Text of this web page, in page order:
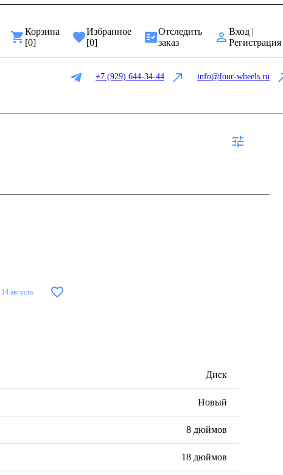
Корзина
[0]
Избранное
[0]
Отследить
заказ
Вход |
Регистрация
+7 (929) 644-34-44 info@four-wheels.ru
14 августа
Диск
Новый
8 дюймов
18 дюймов